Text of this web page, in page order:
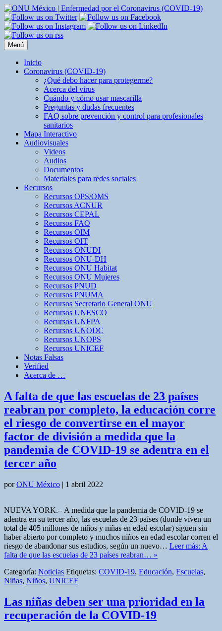
Saltar
al
contenido
Menú
Inicio
Coronavirus (COVID-19)
¿Qué debo hacer para protegerme?
Acerca del virus
Cuándo y cómo usar mascarilla
Preguntas y dudas frecuentes
FAQ sobre prevención y control para profesionales
sanitarios
Mapa Interactivo
Audiovisuales
Videos
Audios
Documentos
Materiales para redes sociales
Recursos
Recursos OPS/OMS
Recursos ACNUR
Recursos CEPAL
Recursos FAO
Recursos OIM
Recursos OIT
Recursos ONUDI
Recursos ONU-DH
Recursos ONU Habitat
Recursos ONU Mujeres
Recursos PNUD
Recursos PNUMA
Recursos Secretario General ONU
Recursos UNESCO
Recursos UNFPA
Recursos UNODC
Recursos UNOPS
Recursos UNICEF
Notas Falsas
Verified
Acerca de …
A falta de que las escuelas de 23 países
reabran por completo, la educación corre
el riesgo de convertirse en el mayor
factor de división a medida que la
pandemia de COVID-19 se adentra en el
tercer año
porONU México | 1 abril 2022
NUEVA YORK.– A medida que la pandemia de COVID-19 se
adentra en su tercer año, las escuelas de 23 países (donde viven un
total de 405 millones de niños y niñas en edad escolar) siguen sin
haber abierto por completo y muchos niños en edad escolar corren el
riesgo de abandonar sus estudios, según un nuevo… Leer más: A
falta de que las escuelas de 23 países reabran… »
Categoría: Noticias Etiquetas: COVID-19, Educación, Escuelas,
Niñas, Niños, UNICEF
Las niñas deben ser una prioridad en la
recuperación de la COVID-19